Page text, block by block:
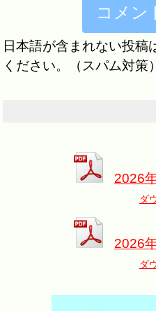
日本語が含まれない投稿
ください。（スパム対策）
2026
ダ
2026
ダ